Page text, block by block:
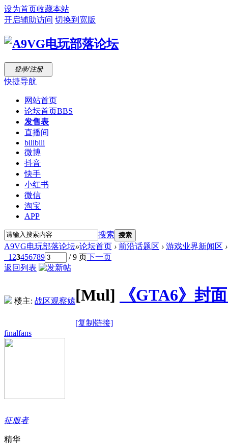
设为首页收藏本站
开启辅助访问 切换到宽版
登录/注册
快捷导航
网站首页
论坛首页BBS
发售表
直播间
bilibili
微博
抖音
快手
小红书
微信
淘宝
APP
搜索 搜索
A9VG电玩部落论坛»论坛首页 › 前沿话题区 › 游戏业界新闻区 ›
1 23456789 / 9 页下一页
返回列表
楼主: 战区观察媴[Mul] 《GTA6》封
[复制链接]
finalfans
征服者
精华